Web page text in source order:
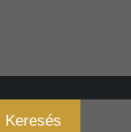
Keresés